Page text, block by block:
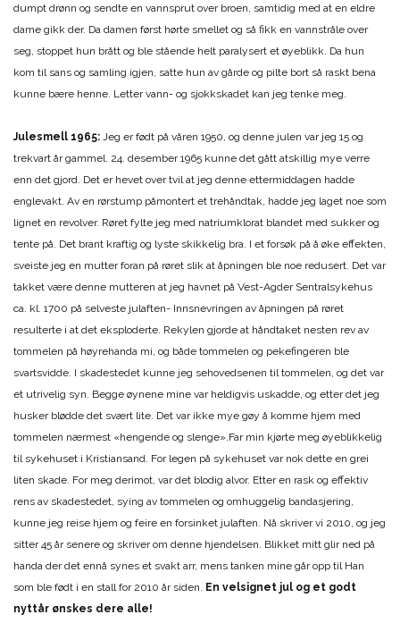
dumpt drønn og sendte en vannsprut over broen, samtidig med at en eldre
dame gikk der. Da damen først hørte smellet og så fikk en vannstråle over
seg, stoppet hun brått og ble stående helt paralysert et øyeblikk. Da hun
kom til sans og samling igjen, satte hun av gårde og pilte bort så raskt bena
kunne bære henne. Letter vann- og sjokkskadet kan jeg tenke meg.
Julesmell 1965: Jeg er født på våren 1950, og denne julen var jeg 15 og
trekvart år gammel. 24. desember 1965 kunne det gått atskillig mye verre
enn det gjord. Det er hevet over tvil at jeg denne ettermiddagen hadde
englevakt. Av en rørstump påmontert et trehåndtak, hadde jeg laget noe som
lignet en revolver. Røret fylte jeg med natriumklorat blandet med sukker og
tente på. Det brant kraftig og lyste skikkelig bra. I et forsøk på å øke effekten,
sveiste jeg en mutter foran på røret slik at åpningen ble noe redusert. Det var
takket være denne mutteren at jeg havnet på Vest-Agder Sentralsykehus
ca. kl. 1700 på selveste julaften- Innsnevringen av åpningen på røret
resulterte i at det eksploderte. Rekylen gjorde at håndtaket nesten rev av
tommelen på høyrehanda mi, og både tommelen og pekefingeren ble
svartsvidde. I skadestedet kunne jeg sehovedsenen til tommelen, og det var
et utrivelig syn. Begge øynene mine var heldigvis uskadde, og etter det jeg
husker blødde det svært lite. Det var ikke mye gøy å komme hjem med
tommelen nærmest «hengende og slenge».Far min kjørte meg øyeblikkelig
til sykehuset i Kristiansand. For legen på sykehuset var nok dette en grei
liten skade. For meg derimot, var det blodig alvor. Etter en rask og effektiv
rens av skadestedet, sying av tommelen og omhuggelig bandasjering,
kunne jeg reise hjem og feire en forsinket julaften. Nå skriver vi 2010, og jeg
sitter 45 år senere og skriver om denne hjendelsen. Blikket mitt glir ned på
handa der det ennå synes et svakt arr, mens tanken mine går opp til Han
som ble født i en stall for 2010 år siden. En velsignet jul og et godt
nyttår ønskes dere alle!